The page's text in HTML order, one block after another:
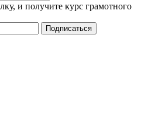
и получите курс грамотного